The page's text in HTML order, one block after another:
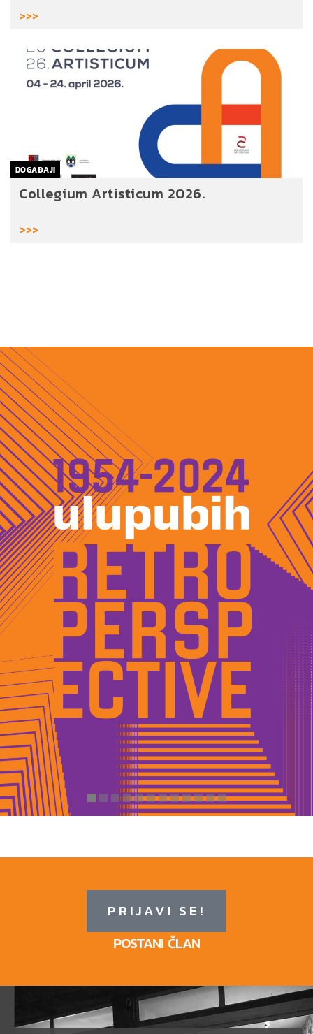
>>>
DOGAĐAJI
Collegium Artisticum 2026.
>>>
PRIJAVI SE!
POSTANI ČLAN